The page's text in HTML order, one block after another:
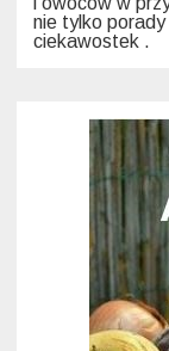
nie tylko
ciekawostek .